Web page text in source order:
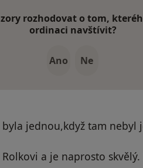
rozhodovat o tom,
ordinaci navštívit?
Ano Ne
jednou,když tam nebyl
a je naprosto